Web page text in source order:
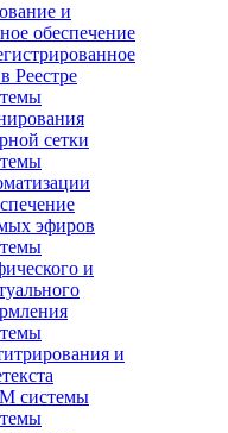
и
обеспечение
Реестре
сетки
эфиров
и
и
системы